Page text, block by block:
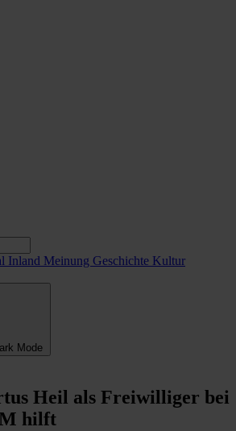
Inland Meinung Geschichte Kultur
Mode
Heil als Freiwilliger bei
hilft